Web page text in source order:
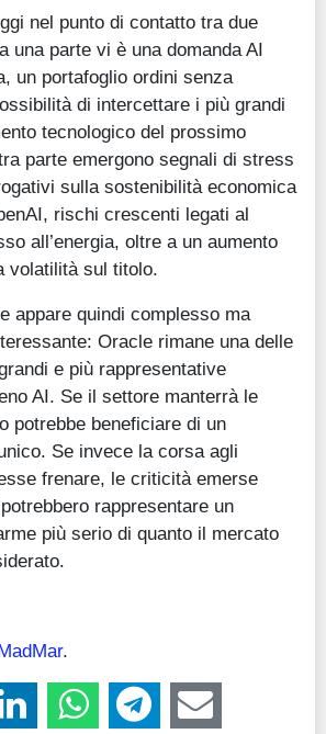
nel punto di contatto tra due
una parte vi è una domanda AI
un portafoglio ordini senza
di intercettare i più grandi
tecnologico del prossimo
parte emergono segnali di stress
sulla sostenibilità economica
rischi crescenti legati al
all’energia, oltre a un aumento
volatilità sul titolo.
appare quindi complesso ma
Oracle rimane una delle
e più rappresentative
AI. Se il settore manterrà le
potrebbe beneficiare di un
Se invece la corsa agli
frenare, le criticità emerse
rappresentare un
più serio di quanto il mercato
.